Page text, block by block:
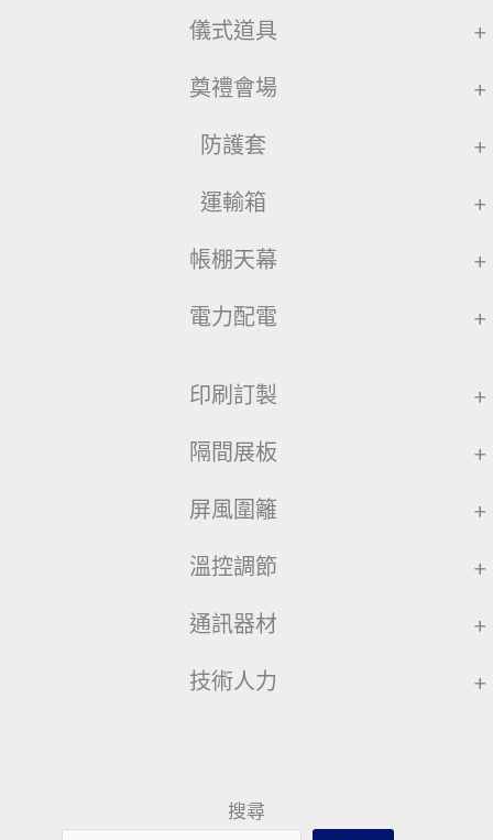
儀式道具 +
奠禮會場 +
防護套 +
運輸箱 +
帳棚天幕 +
電力配電 +
印刷訂製 +
隔間展板 +
屏風圍籬 +
溫控調節 +
通訊器材 +
技術人力 +
搜尋